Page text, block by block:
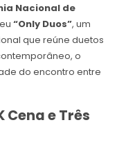
Nacional de
“Only Duos”, um
que reúne duetos
o
do encontro entre
Cena e Três